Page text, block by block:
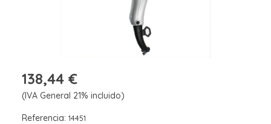
138,44 €
(IVA General 21% incluido)
Referencia: 14451